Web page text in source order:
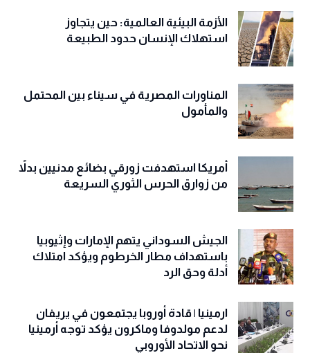
الأزمة البيئية العالمية: حين يتجاوز
استهلاك الإنسان حدود الطبيعة
المناورات المصرية في سيناء بين المحتمل
والمأمول
أمريكا استهدفت زورقي بضائع مدنيين بدلاً
من زوارق الحرس الثوري السريعة
الجيش السوداني يتهم الإمارات وإثيوبيا
باستهداف مطار الخرطوم ويؤكد امتلاك
أدلة وحق الرد
ارمينيا | قادة أوروبا يجتمعون في يريفان
لدعم مولدوفا وماكرون يؤكد توجه أرمينيا
نحو الاتحاد الأوروبي